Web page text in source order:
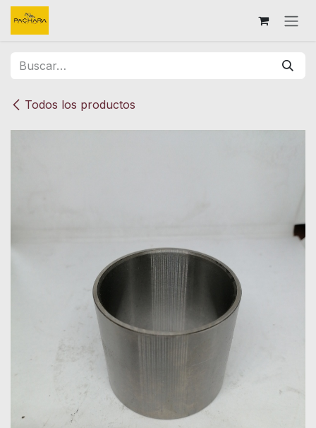
Ir al contenido
Todos los productos